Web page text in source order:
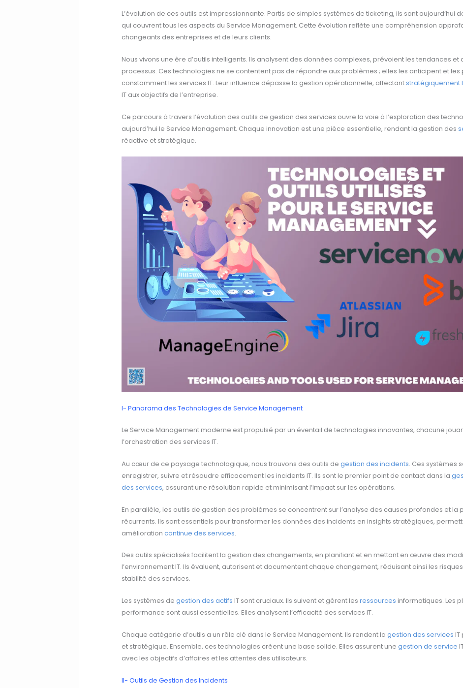
L’évolution de ces outils est impressionnante. Partis de simples systèmes de ticketing, ils sont aujourd’hui
qui couvrent tous les aspects du Service Management. Cette évolution reflète une compréhension
changeants des entreprises et de leurs clients.
Nous vivons une ère d’outils intelligents. Ils analysent des données complexes, prévoient les tendances et
processus. Ces technologies ne se contentent pas de répondre aux problèmes ; elles les anticipent et
constamment les services IT. Leur influence dépasse la gestion opérationnelle, affectantstratégiquement
IT aux objectifs de l’entreprise.
Ce parcours à travers l’évolution des outils de gestion des services ouvre la voie à l’exploration des
aujourd’hui le Service Management. Chaque innovation est une pièce essentielle, rendant la gestion des
réactive et stratégique.
I- Panorama des Technologies de Service Management
Le Service Management moderne est propulsé par un éventail de technologies innovantes, chacune
l’orchestration des services IT.
Au cœur de ce paysage technologique, nous trouvons des outils de gestion des incidents. Ces systèmes
enregistrer, suivre et résoudre efficacement les incidents IT. Ils sont le premier point de contact dans la
des services, assurant une résolution rapide et minimisant l’impact sur les opérations.
En parallèle, les outils de gestion des problèmes se concentrent sur l’analyse des causes profondes et la
récurrents. Ils sont essentiels pour transformer les données des incidents en insights stratégiques,
amélioration continue des services.
Des outils spécialisés facilitent la gestion des changements, en planifiant et en mettant en œuvre des
l’environnement IT. Ils évaluent, autorisent et documentent chaque changement, réduisant ainsi les
stabilité des services.
Les systèmes de gestion des actifs IT sont cruciaux. Ils suivent et gèrent les ressources informatiques. Les
performance sont aussi essentielles. Elles analysent l’efficacité des services IT.
Chaque catégorie d’outils a un rôle clé dans le Service Management. Ils rendent la gestion des services IT
et stratégique. Ensemble, ces technologies créent une base solide. Elles assurent une gestion de service
avec les objectifs d’affaires et les attentes des utilisateurs.
II- Outils de Gestion des Incidents